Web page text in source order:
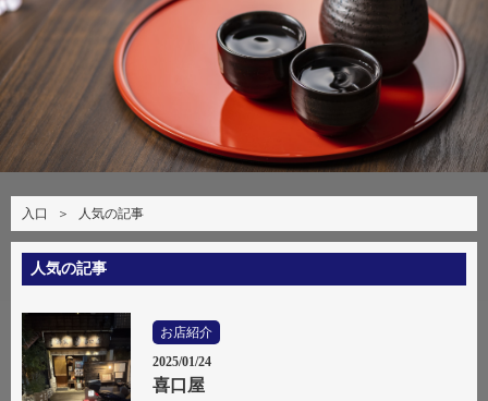
入口 ＞ 人気の記事
人気の記事
お店紹介
2025/01/24
喜口屋